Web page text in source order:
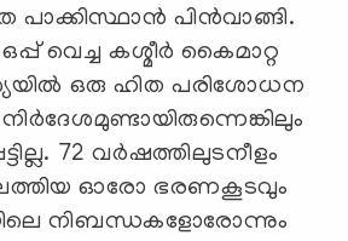
പാക്കിസ്ഥാന്‍ പിന്‍വാങ്ങി.
വെച്ച കശ്മീര്‍ കൈമാറ്റ
ഒരു ഹിത പരിശോധന
72 വര്‍ഷത്തിലുടനീളം
ഓരോ ഭരണകൂടവും
നിബന്ധകളോരോന്നും